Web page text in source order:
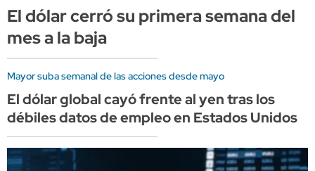
El dólar cerró su primera semana del
mes a la baja
Mayor suba semanal de las acciones desde mayo
El dólar global cayó frente al yen tras los
débiles datos de empleo en Estados Unidos